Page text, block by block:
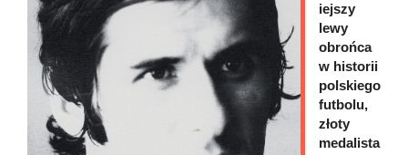
iejszy
lewy
obrońca
w historii
polskiego
futbolu,
złoty
medalista